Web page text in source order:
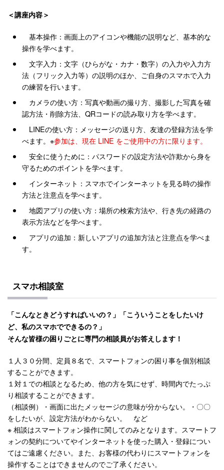
＜講座内容＞
基本操作：画面上のアイコンや機能の説明など、基本的な
操作を学べます。
文字入力：文字（ひらがな・カナ・数字）の入力や入力方
法（フリック入力等）の説明のほか、ご自身のスマホで入力
の練習を行います。
カメラの使い方：写真や動画の撮り方、撮影した写真を確
認方法・削除方法、QRコードの読み取り方を学べます。
LINEの使い方：メッセージの送り方、友達の登録方法を学
べます。※参加は、現在 LINE をご使用中の方に限ります。
安全に使うために：パスワードの設定方法や詐欺から身を
守るためのポイントを学べます。
インターネット：スマホでインターネットを見る時の操作
方法と注意点を学べます。
地図アプリの使い方：場所の検索方法や、行き先の経路の
表示方法などを学べます。
アプリの追加：新しいアプリの追加方法と注意点を学べま
す。
スマホ相談室
「こんなときどうすればいいの？」「こういうことをしたいけ
ど、私のスマホでできるの？」
そんな皆様の困りごとに専門の相談員がお答えします！
１人３０分間、定員８名で、スマートフォンの困り事を個別相談
することができます。
１対１での相談となるため、他の方を気にせず、時間内でたっぷ
り相談することができます。
（相談例）・画面に出たメッセージの意味が分からない。・〇〇
をしたいが、設定方法がわからない。 など
※ 相談はスマートフォン操作に関してのみとなります。スマートフ
ォンの契約についてやインターネットを使った購入・登録につい
てはご遠慮ください。また、お客様の代わりにスマートフォンを
操作することはできませんのでご了承ください。